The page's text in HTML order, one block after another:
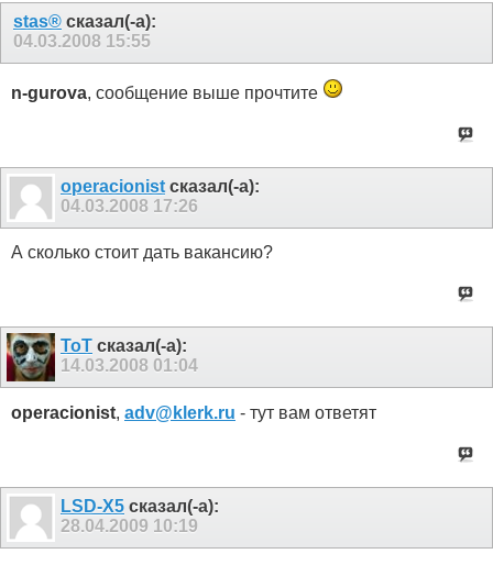
stas® сказал(-а):
04.03.2008 15:55
n-gurova, сообщение выше прочтите
operacionist сказал(-а):
04.03.2008 17:26
А сколько стоит дать вакансию?
ToT сказал(-а):
14.03.2008 01:04
operacionist, adv@klerk.ru - тут вам ответят
LSD-X5 сказал(-а):
28.04.2009 10:19